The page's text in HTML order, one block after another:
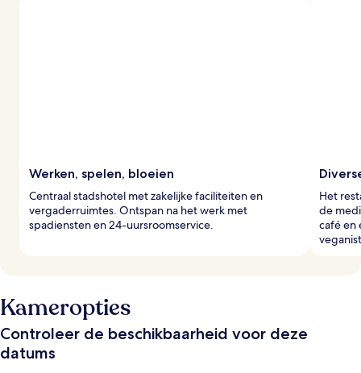
Werken, spelen, bloeien
Centraal stadshotel met zakelijke faciliteiten en
vergaderruimtes. Ontspan na het werk met
spadiensten en 24-uursroomservice.
Het
de
café en
Kameropties
Controleer de beschikbaarheid voor deze
datums